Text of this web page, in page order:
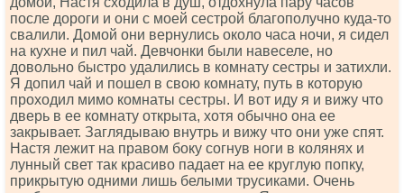
после дороги и они с моей сестрой благополучно куда-то
свалили. Домой они вернулись около часа ночи, я сидел
на кухне и пил чай. Девчонки были навеселе, но
довольно быстро удалились в комнату сестры и затихли.
Я допил чай и пошел в свою комнату, путь в которую
проходил мимо комнаты сестры. И вот иду я и вижу что
дверь в ее комнату открыта, хотя обычно она ее
закрывает. Заглядываю внутрь и вижу что они уже спят.
Настя лежит на правом боку согнув ноги в колянях и
лунный свет так красиво падает на ее круглую попку,
прикрытую одними лишь белыми трусиками. Очень